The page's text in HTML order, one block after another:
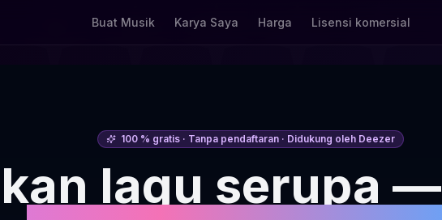
Buat Musik Karya Saya Harga Lisensi komersial
100 % gratis · Tanpa pendaftaran · Didukung oleh Deezer
lagu serupa —